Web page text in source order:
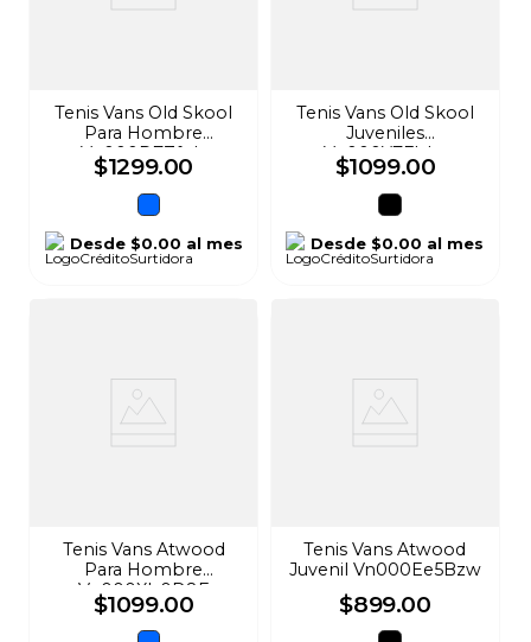
Tenis Vans Old Skool
Para Hombre
Vn000D7Zfob
$1299.00
Desde$0.00 al mes
Tenis Vans Old Skool
Juveniles
Vn000Y7Fbka
$1099.00
Desde $0.00 al mes
Tenis Vans Atwood
Para Hombre
Vn000Xb0D8F
$1099.00
Tenis Vans Atwood
Juvenil Vn000Ee5Bzw
$899.00